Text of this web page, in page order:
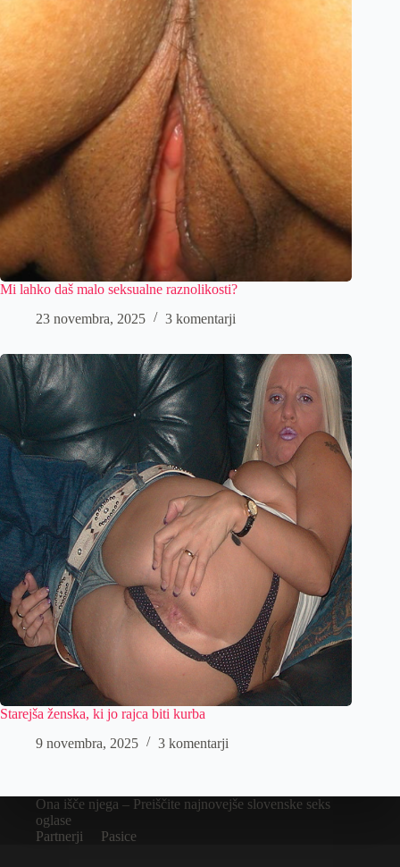
Mi lahko daš malo seksualne raznolikosti?
23 novembra, 2025
3 komentarji
Starejša ženska, ki jo rajca biti kurba
9 novembra, 2025
3 komentarji
Ona išče njega – Preiščite najnovejše slovenske seks
oglase
Partnerji
Pasice